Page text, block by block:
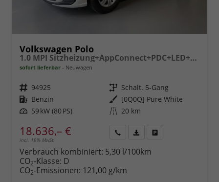
Volkswagen Polo
1.0 MPI Sitzheizung+AppConnect+PDC+LED+Touch+Lichtsensor+MultiLenkrad
sofort lieferbar Neuwagen
Fahrzeugnr. 94925 Getriebe Schalt. 5-Gang
Kraftstoff Benzin Außenfarbe [0Q0Q] Pure White
Leistung 59 kW (80 PS) Kilometerstand 20 km
18.636,– €
incl. 19% MwSt.
anfordern
Datei,
Verbrauch kombiniert: 5,30 l/100km
CO2-Klasse: D
CO2-Emissionen: 121,00 g/km